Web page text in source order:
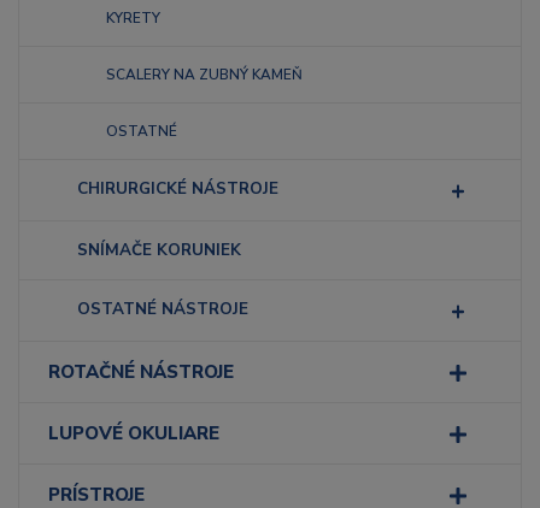
KYRETY
SCALERY NA ZUBNÝ KAMEŇ
OSTATNÉ
CHIRURGICKÉ NÁSTROJE
SNÍMAČE KORUNIEK
OSTATNÉ NÁSTROJE
ROTAČNÉ NÁSTROJE
LUPOVÉ OKULIARE
PRÍSTROJE